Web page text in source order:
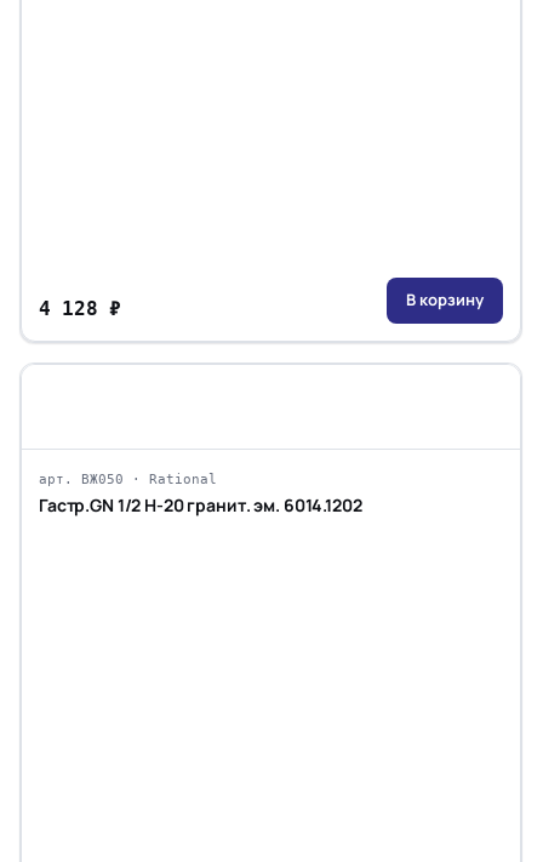
4 128 ₽ В корзину
арт. ВЖ050 · Rational
Гастр.GN 1/2 H-20 гранит. эм. 6014.1202